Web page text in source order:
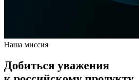
Наша миссия
Добиться уважения